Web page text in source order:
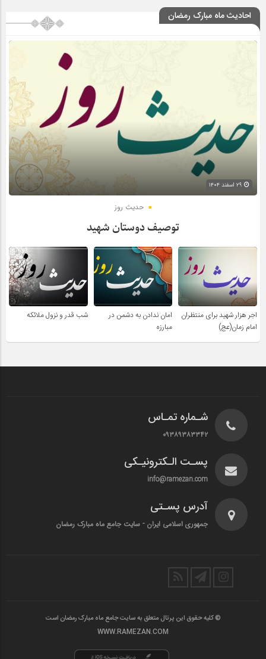
احادیث ماه مبارک رمضان
حدیث روز
توصیف دوستان شهید
اجر هزار شهید برای منتظران
امام زمان(عج)
امان ندادن به دشمن در
مبارزه
شب قدر و نزول ملائکه
شـماره تمـاس
۰۹۳۸۹۳۸۳۳۴۲
پسـت الـکترونیـکی
info@ramezan.com
آدرس پسـتی
جمهوری اسلامی ایران - سایت جامع ماه مبارک رمضان
© کلیه حقوق این پرتال متعلق به سایت جامع ماه مبارک رمضان است
WWW.RAMEZAN.COM